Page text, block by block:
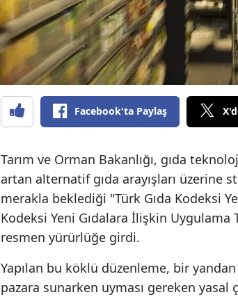
Facebook'ta Paylaş
Tarım ve Orman Bakanlığı, gıda
artan alternatif gıda arayışları üzerine
merakla beklediği "Türk Gıda Kodeksi
Kodeksi Yeni Gıdalara İlişkin Uygulama
resmen yürürlüğe girdi.
Yapılan bu köklü düzenleme, bir
pazara sunarken uyması gereken